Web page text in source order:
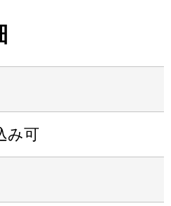
み可